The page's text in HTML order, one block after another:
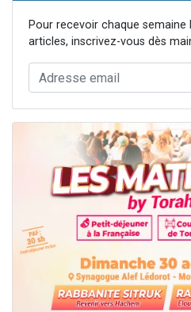
Pour recevoir chaque
articles, inscrivez-vous dès